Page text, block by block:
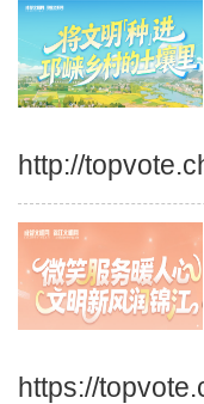
http://
https://